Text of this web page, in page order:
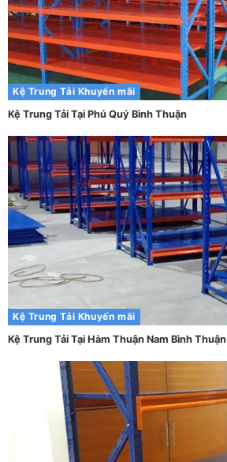
Kệ Trung Tải Khuyến mãi
Kệ Trung Tải Tại Phú Quý Bình Thuận
Kệ Trung Tải Khuyến mãi
Kệ Trung Tải Tại Hàm Thuận Nam Bình Thuận